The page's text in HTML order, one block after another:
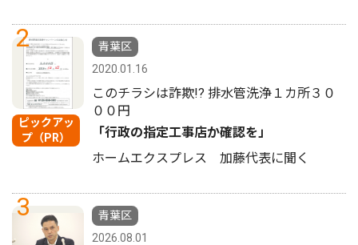
2
ピックアッ
プ（PR）
青葉区
2020.01.16
このチラシは詐欺!? 排水管洗浄１カ所３０
００円
「行政の指定工事店か確認を」
ホームエクスプレス 加藤代表に聞く
3
青葉区
2026.08.01